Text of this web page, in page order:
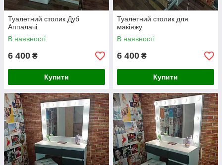
Туалетний столик Дуб
Аппалачі
В наявності
6 400 ₴
Купити
Туалетний столик для
макіяжу
В наявності
6 400 ₴
Купити